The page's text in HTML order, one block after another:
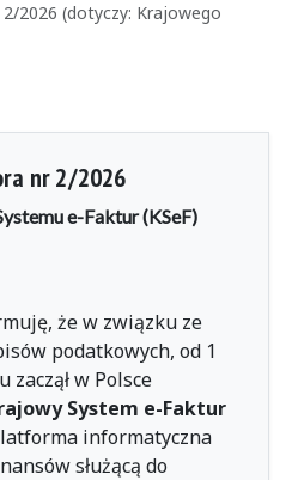
2026 (dotyczy: Krajowego
nr 2/2026
e-Faktur (KSeF)
że w związku ze
podatkowych, od 1
zaczął w Polsce
System e-Faktur
informatyczna
służącą do